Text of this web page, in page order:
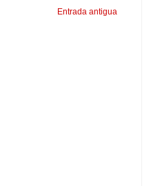
Entrada antigua